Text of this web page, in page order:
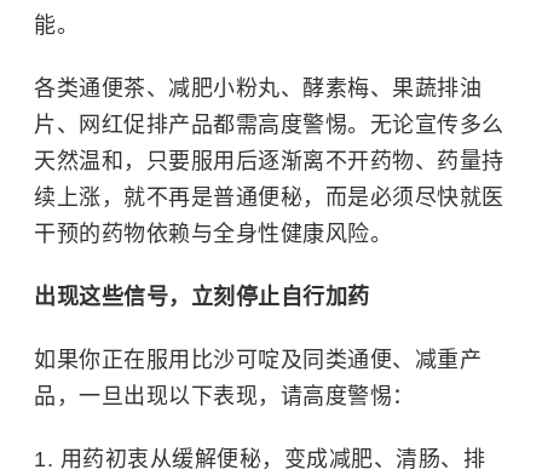
能。
各类通便茶、减肥小粉丸、酵素梅、果蔬排油
片、网红促排产品都需高度警惕。无论宣传多么
天然温和，只要服用后逐渐离不开药物、药量持
续上涨，就不再是普通便秘，而是必须尽快就医
干预的药物依赖与全身性健康风险。
出现这些信号，立刻停止自行加药
如果你正在服用比沙可啶及同类通便、减重产
品，一旦出现以下表现，请高度警惕：
1. 用药初衷从缓解便秘，变成减肥、清肠、排